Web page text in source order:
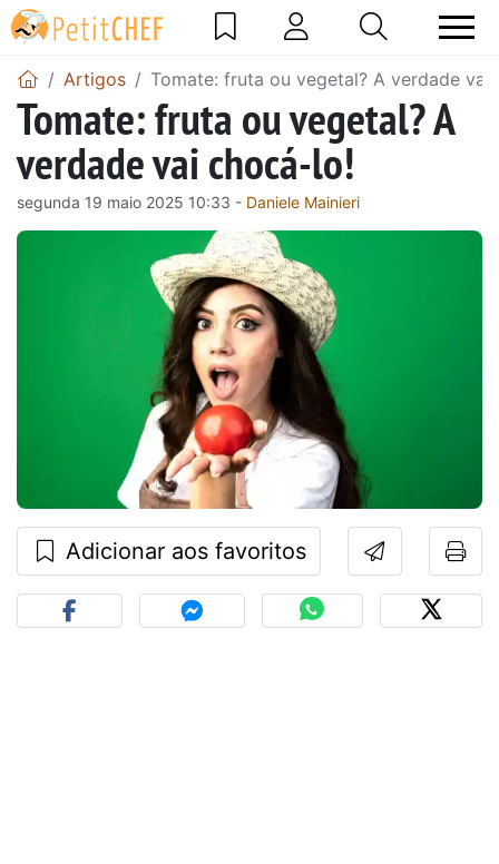
Artigos Tomate: fruta ou vegetal? A verdade vai
Tomate: fruta ou vegetal? A
verdade vai chocá-lo!
segunda 19 maio 2025 10:33 - Daniele Mainieri
Adicionar aos favoritos